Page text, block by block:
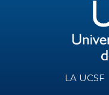
LA UCSF